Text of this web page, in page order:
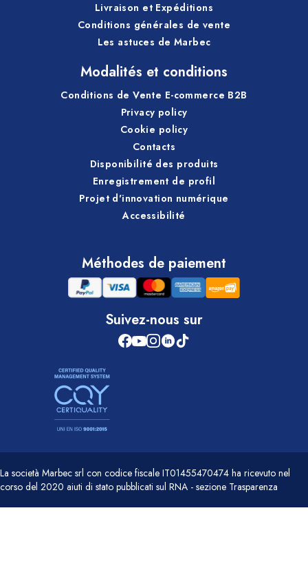
Livraison et Expéditions
Conditions générales de vente
Les astuces de Marbec
Modalités et conditions
Conditions de Vente E-commerce B2B
Privacy policy
Cookie policy
Contacts
Disponibilité des produits
Enregistrement de profil
Projet d'innovation numérique
Accessibilité
Méthodes de paiement
Suivez-nous sur
La società Marbec srl con codice fiscale IT01455470474 ha ricevuto nel
corso del 2020 aiuti di stato pubblicati sul RNA - sezione Trasparenza